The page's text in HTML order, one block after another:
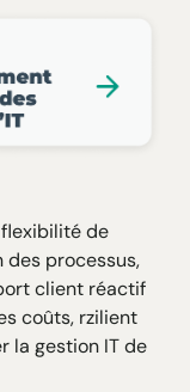
de
des processus,
client réactif
coûts, rzilient
la gestion IT de